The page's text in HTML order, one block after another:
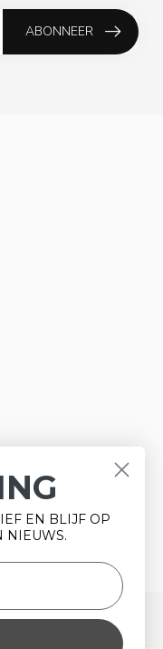
ABONNEER
EN BLIJF OP
NIEUWS.